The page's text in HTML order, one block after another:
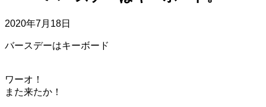
2020年7月18日
バースデーはキーボード
ワーオ！
また来たか！